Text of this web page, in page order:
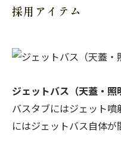
採用アイテム
ジェットバス（天蓋・照
バスタブにはジェット
にはジェットバス自体が